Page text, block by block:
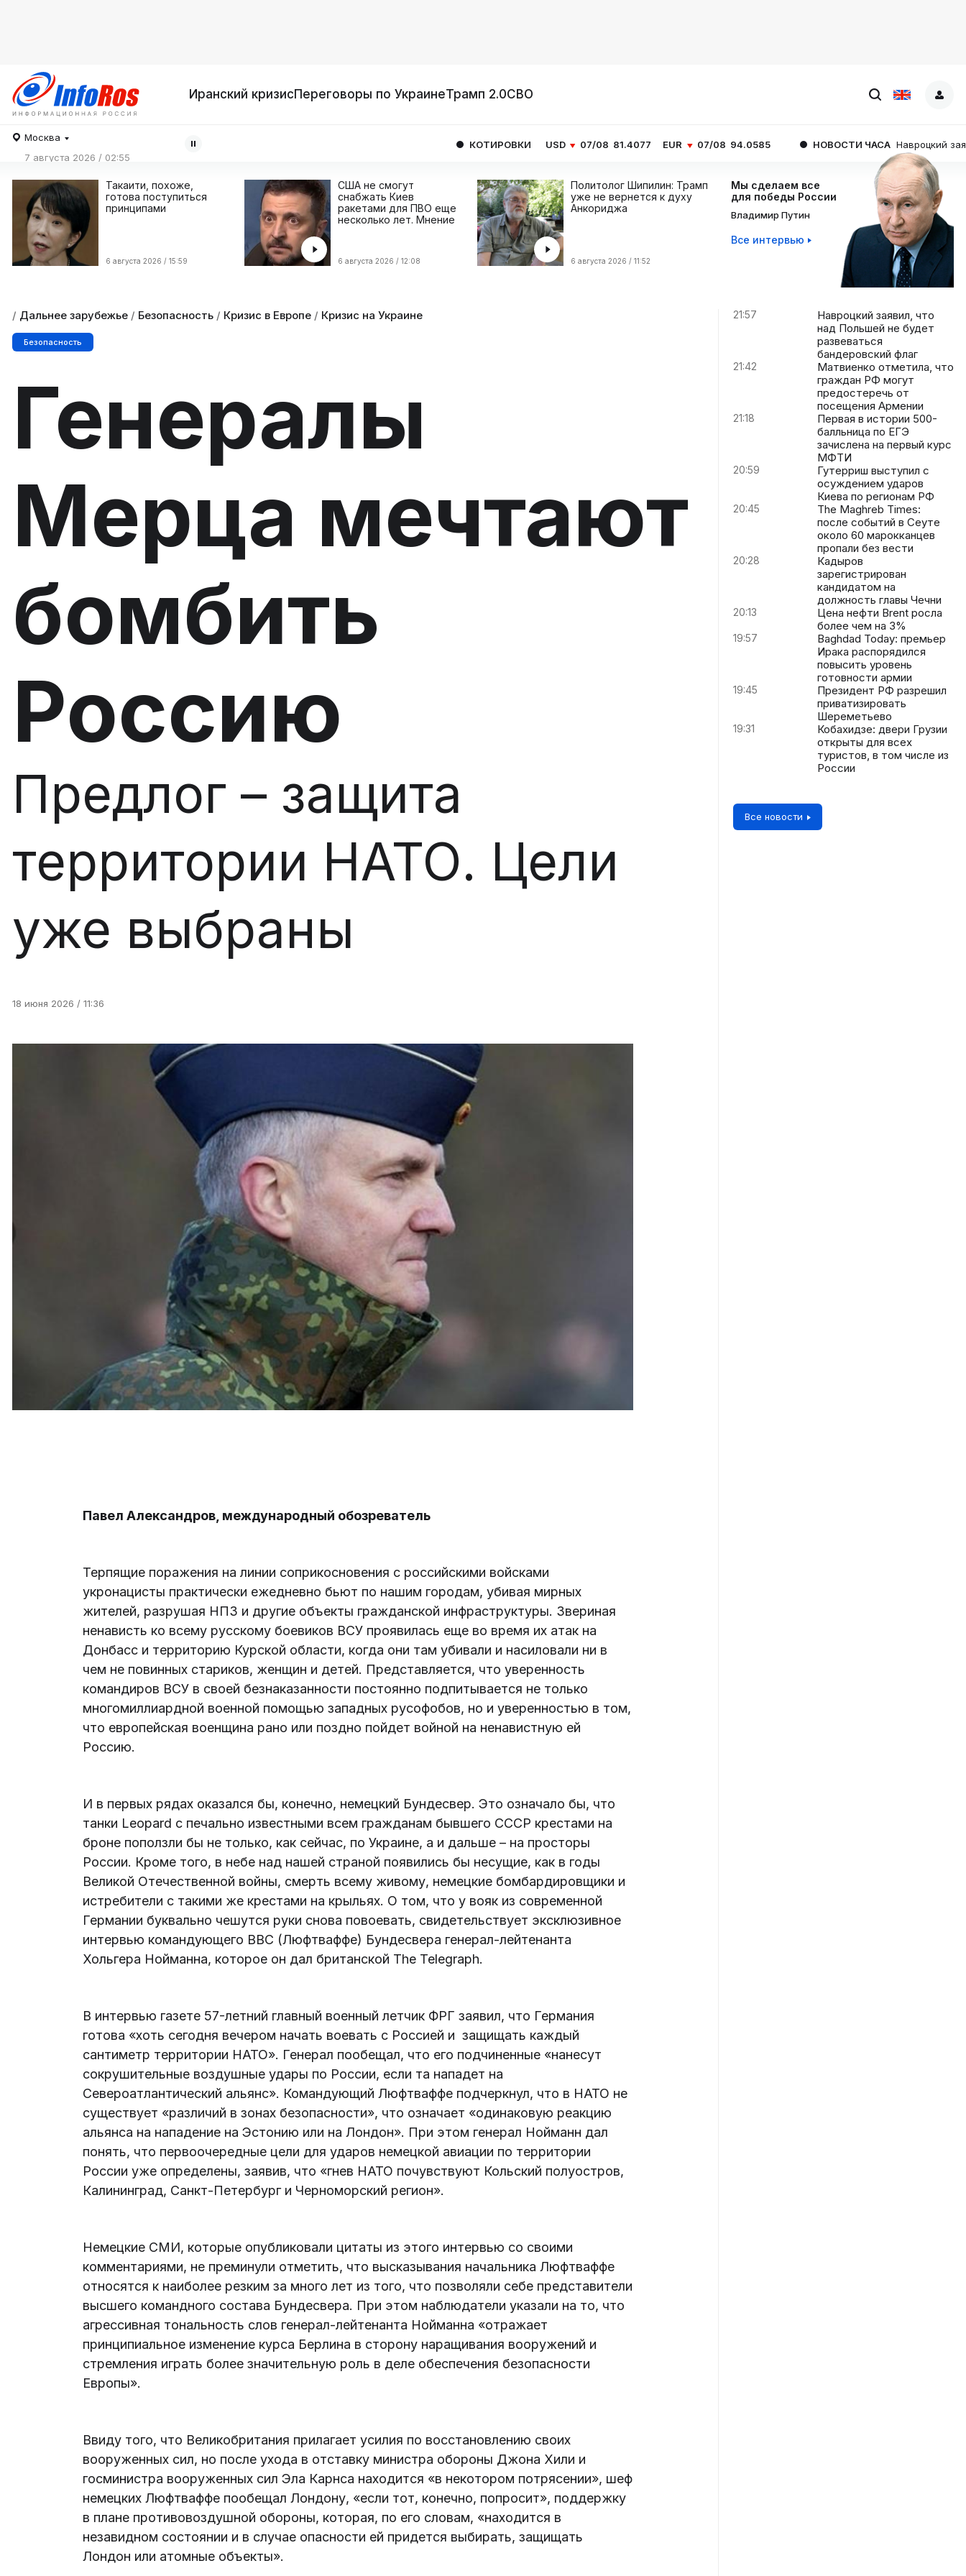
Иранский кризисПереговоры по УкраинеТрамп 2.0СВО
Москва
7 августа 2026 / 02:55
КОТИРОВКИ USD 07/08 81.4077 EUR 07/08 94.0585 НОВОСТИ ЧАСА Навроцкий заявил, что над
Такаити, похоже,
готова поступиться
принципами
6 августа 2026 / 15:59
США не смогут
снабжать Киев
ракетами для ПВО еще
несколько лет. Мнение
6 августа 2026 / 12:08
Политолог Шипилин: Трамп
уже не вернется к духу
Анкориджа
6 августа 2026 / 11:52
Мы сделаем все
для победы России
Владимир Путин
Все интервью
/ Дальнее зарубежье / Безопасность / Кризис в Европе / Кризис на Украине
Безопасность
Генералы
Мерца мечтают
бомбить
Россию
Предлог – защита
территории НАТО. Цели
уже выбраны
18 июня 2026 / 11:36
Павел Александров, международный обозреватель
Терпящие поражения на линии соприкосновения с российскими войсками
укронацисты практически ежедневно бьют по нашим городам, убивая мирных
жителей, разрушая НПЗ и другие объекты гражданской инфраструктуры. Звериная
ненависть ко всему русскому боевиков ВСУ проявилась еще во время их атак на
Донбасс и территорию Курской области, когда они там убивали и насиловали ни в
чем не повинных стариков, женщин и детей. Представляется, что уверенность
командиров ВСУ в своей безнаказанности постоянно подпитывается не только
многомиллиардной военной помощью западных русофобов, но и уверенностью в том,
что европейская военщина рано или поздно пойдет войной на ненавистную ей
Россию.
И в первых рядах оказался бы, конечно, немецкий Бундесвер. Это означало бы, что
танки Leopard с печально известными всем гражданам бывшего СССР крестами на
броне поползли бы не только, как сейчас, по Украине, а и дальше – на просторы
России. Кроме того, в небе над нашей страной появились бы несущие, как в годы
Великой Отечественной войны, смерть всему живому, немецкие бомбардировщики и
истребители с такими же крестами на крыльях. О том, что у вояк из современной
Германии буквально чешутся руки снова повоевать, свидетельствует эксклюзивное
интервью командующего ВВС (Люфтваффе) Бундесвера генерал-лейтенанта
Хольгера Нойманна, которое он дал британской The Telegraph.
В интервью газете 57-летний главный военный летчик ФРГ заявил, что Германия
готова «хоть сегодня вечером начать воевать с Россией и защищать каждый
сантиметр территории НАТО». Генерал пообещал, что его подчиненные «нанесут
сокрушительные воздушные удары по России, если та нападет на
Североатлантический альянс». Командующий Люфтваффе подчеркнул, что в НАТО не
существует «различий в зонах безопасности», что означает «одинаковую реакцию
альянса на нападение на Эстонию или на Лондон». При этом генерал Нойманн дал
понять, что первоочередные цели для ударов немецкой авиации по территории
России уже определены, заявив, что «гнев НАТО почувствуют Кольский полуостров,
Калининград, Санкт-Петербург и Черноморский регион».
Немецкие СМИ, которые опубликовали цитаты из этого интервью со своими
комментариями, не преминули отметить, что высказывания начальника Люфтваффе
относятся к наиболее резким за много лет из того, что позволяли себе представители
высшего командного состава Бундесвера. При этом наблюдатели указали на то, что
агрессивная тональность слов генерал-лейтенанта Нойманна «отражает
принципиальное изменение курса Берлина в сторону наращивания вооружений и
стремления играть более значительную роль в деле обеспечения безопасности
Европы».
Ввиду того, что Великобритания прилагает усилия по восстановлению своих
вооруженных сил, но после ухода в отставку министра обороны Джона Хили и
госминистра вооруженных сил Эла Карнса находится «в некотором потрясении», шеф
немецких Люфтваффе пообещал Лондону, «если тот, конечно, попросит», поддержку
в плане противовоздушной обороны, которая, по его словам, «находится в
незавидном состоянии и в случае опасности ей придется выбирать, защищать
Лондон или атомные объекты».
21:57
Навроцкий заявил, что
над Польшей не будет
развеваться
бандеровский флаг
21:42
Матвиенко отметила, что
граждан РФ могут
предостеречь от
посещения Армении
21:18
Первая в истории 500-
балльница по ЕГЭ
зачислена на первый курс
МФТИ
20:59
Гутерриш выступил с
осуждением ударов
Киева по регионам РФ
20:45
The Maghreb Times:
после событий в Сеуте
около 60 марокканцев
пропали без вести
20:28
Кадыров
зарегистрирован
кандидатом на
должность главы Чечни
20:13
Цена нефти Brent росла
более чем на 3%
19:57
Baghdad Today: премьер
Ирака распорядился
повысить уровень
готовности армии
19:45
Президент РФ разрешил
приватизировать
Шереметьево
19:31
Кобахидзе: двери Грузии
открыты для всех
туристов, в том числе из
России
Все новости